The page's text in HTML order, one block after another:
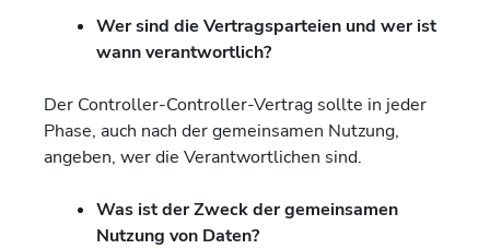
Wer sind die Vertragsparteien und wer ist
wann verantwortlich?
Der Controller-Controller-Vertrag sollte in jeder
Phase, auch nach der gemeinsamen Nutzung,
angeben, wer die Verantwortlichen sind.
Was ist der Zweck der gemeinsamen
Nutzung von Daten?